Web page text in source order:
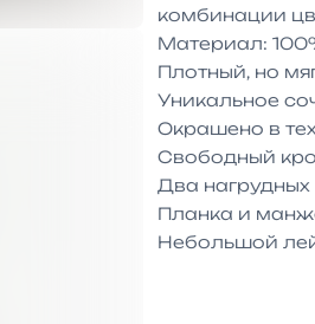
комбинации
Материал:
Плотный, но
Уникальное
Окрашено в
Свободный
Два
Планка и
Небольшой